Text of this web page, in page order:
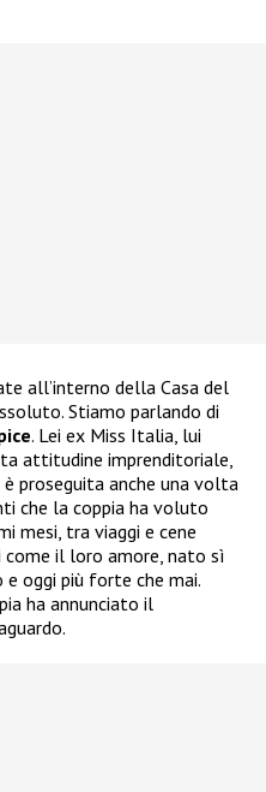
all’interno della Casa del
Stiamo parlando di
. Lei ex Miss Italia, lui
attitudine imprenditoriale,
proseguita anche una volta
che la coppia ha voluto
mesi, tra viaggi e cene
il loro amore, nato sì
e oggi più forte che mai.
ha annunciato il